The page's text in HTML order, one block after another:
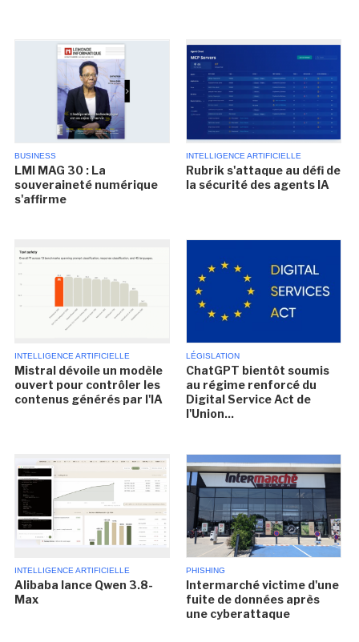
BUSINESS
LMI MAG 30 : La
souveraineté numérique
s'affirme
INTELLIGENCE ARTIFICIELLE
Rubrik s'attaque au défi de
la sécurité des agents IA
INTELLIGENCE ARTIFICIELLE
Mistral dévoile un modèle
ouvert pour contrôler les
contenus générés par l'IA
LÉGISLATION
ChatGPT bientôt soumis
au régime renforcé du
Digital Service Act de
l'Union...
INTELLIGENCE ARTIFICIELLE
Alibaba lance Qwen 3.8-
Max
PHISHING
Intermarché victime d'une
fuite de données après
une cyberattaque